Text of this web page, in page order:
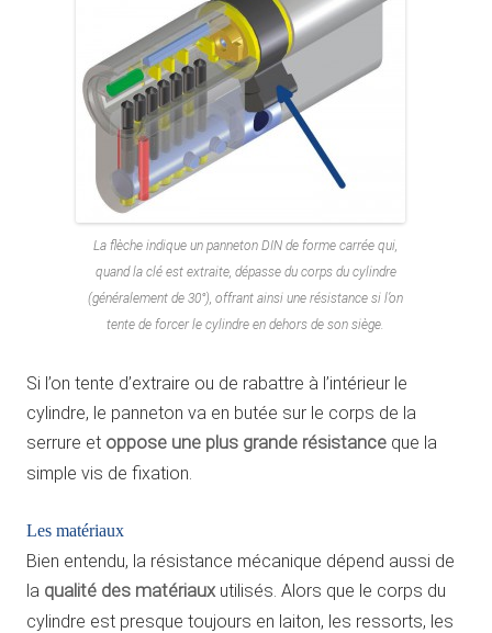
La flèche indique un panneton DIN de forme carrée qui,
quand la clé est extraite, dépasse du corps du cylindre
(généralement de 30°), offrant ainsi une résistance si l’on
tente de forcer le cylindre en dehors de son siège.
Si l’on tente d’extraire ou de rabattre à l’intérieur le
cylindre, le panneton va en butée sur le corps de la
serrure et oppose une plus grande résistance que la
simple vis de fixation.
Les matériaux
Bien entendu, la résistance mécanique dépend aussi de
la qualité des matériaux utilisés. Alors que le corps du
cylindre est presque toujours en laiton, les ressorts, les